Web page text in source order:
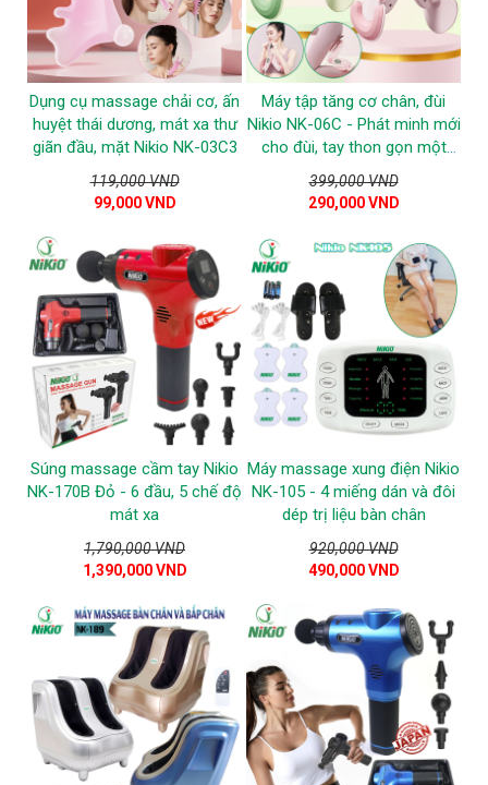
Dụng cụ massage chải cơ, ấn
huyệt thái dương, mát xa thư
giãn đầu, mặt Nikio NK-03C3
119,000 VND
99,000 VND
Máy tập tăng cơ chân, đùi
Nikio NK-06C - Phát minh mới
cho đùi, tay thon gọn một
cách tự nhiên
399,000 VND
290,000 VND
Súng massage cầm tay Nikio
NK-170B Đỏ - 6 đầu, 5 chế độ
mát xa
1,790,000 VND
1,390,000 VND
Máy massage xung điện Nikio
NK-105 - 4 miếng dán và đôi
dép trị liệu bàn chân
920,000 VND
490,000 VND